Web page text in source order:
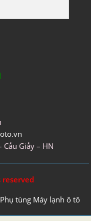
Giấy – HN
tùng Máy lạnh ô tô